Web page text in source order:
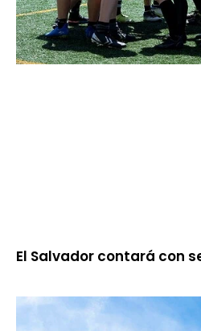
El Salvador contará con